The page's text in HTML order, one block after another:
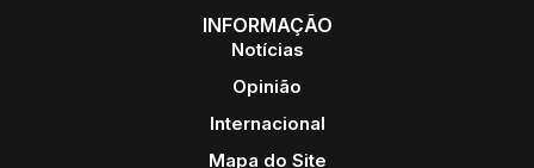
INFORMAÇÃO
Notícias
Opinião
Internacional
Mapa do Site